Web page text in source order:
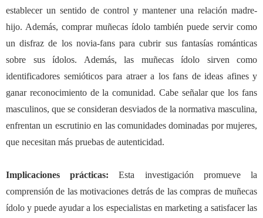
establecer un sentido de control y mantener una relación madre-
hijo. Además, comprar muñecas ídolo también puede servir como
un disfraz de los novia-fans para cubrir sus fantasías románticas
sobre sus ídolos. Además, las muñecas ídolo sirven como
identificadores semióticos para atraer a los fans de ideas afines y
ganar reconocimiento de la comunidad. Cabe señalar que los fans
masculinos, que se consideran desviados de la normativa masculina,
enfrentan un escrutinio en las comunidades dominadas por mujeres,
que necesitan más pruebas de autenticidad.
Implicaciones prácticas:Esta investigación promueve la
comprensión de las motivaciones detrás de las compras de muñecas
ídolo y puede ayudar a los especialistas en marketing a satisfacer las